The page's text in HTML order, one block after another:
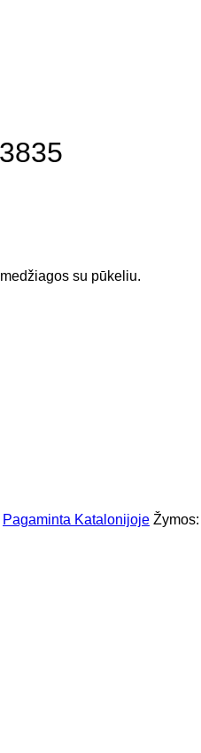
su pūkeliu.
Pagaminta Katalonijoje Žymos: